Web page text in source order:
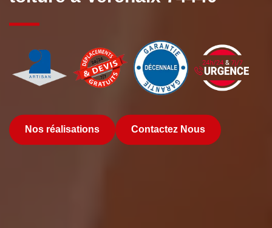
Nos réalisations Contactez Nous